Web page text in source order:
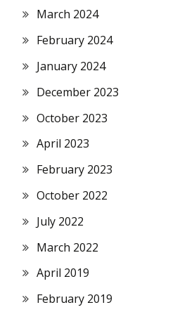
March 2024
February 2024
January 2024
December 2023
October 2023
April 2023
February 2023
October 2022
July 2022
March 2022
April 2019
February 2019